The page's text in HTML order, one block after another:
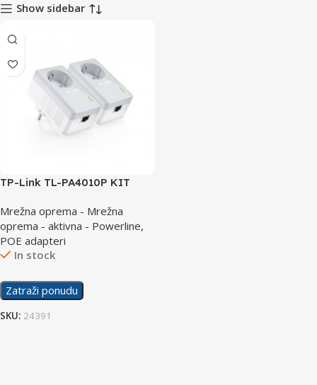
Show sidebar
TP-Link TL-PA4010P KIT
Pass 600Mbps
Mrežna oprema - Mrežna
oprema - aktivna - Powerline,
POE adapteri
In stock
Zatraži ponudu
SKU: 24391